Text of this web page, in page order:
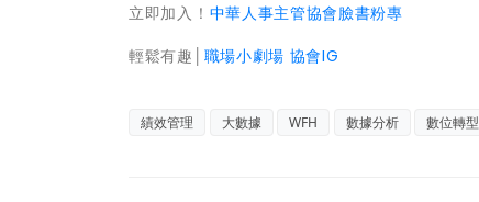
立即加入！ 中華人事主管協會臉書粉專
輕鬆有趣│ 職場小劇場 協會IG
績效管理 大數據 WFH 數據分析 數位轉型